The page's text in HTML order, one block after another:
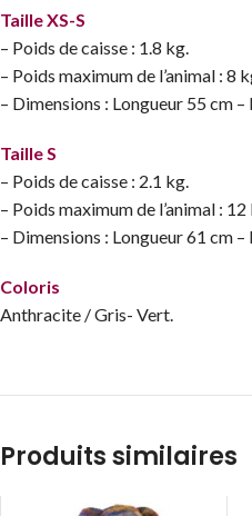
Taille XS-S
– Poids de caisse : 1.8 kg.
– Poids maximum de l’animal : 8
– Dimensions : Longueur 55 cm
Taille S
– Poids de caisse : 2.1 kg.
– Poids maximum de l’animal : 12
– Dimensions : Longueur 61 cm
Coloris
Anthracite / Gris- Vert.
Produits similaires